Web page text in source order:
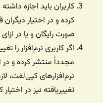
کاربران باید اجازه
کرده و در اختیار
صورت رایگان و یا در
اگر کاربری نرم‌افزار را
مجدداً منتشر کرده و در
نرم‌افزارهای کپی‌لفت،
تغییریافته نیز در اختیار